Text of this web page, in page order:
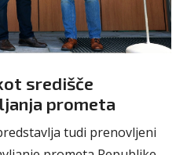
središče
prometa
tudi prenovljeni